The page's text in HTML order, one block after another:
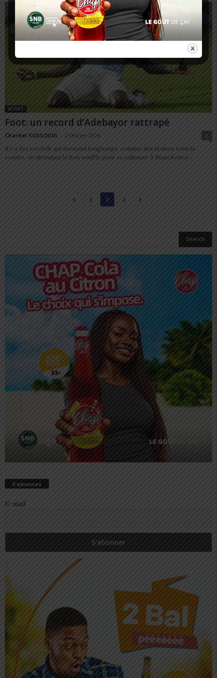
SPORT
Foot: un record d’Adebayor rattrapé
Charbel SOSSOUVI - 2 février 2026
0
Il y a des records qui dorment longtemps, comme des braises sous la
cendre, en attendant le bon souffle pour se rallumer. À Manchester...
2 3 4
S’abonnez
E-mail